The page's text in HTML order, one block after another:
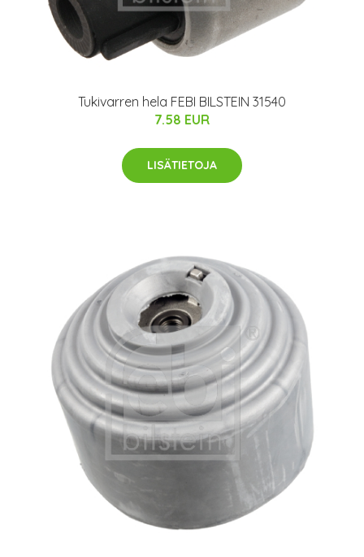
Tukivarren hela FEBI BILSTEIN 31540
7.58 EUR
LISÄTIETOJA